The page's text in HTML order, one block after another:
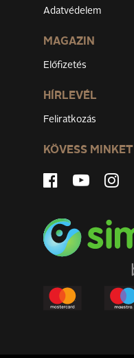
Adatvédelem
MAGAZIN
Előfizetés
HÍRLEVÉL
Feliratkozás
KÖVESS MINKET